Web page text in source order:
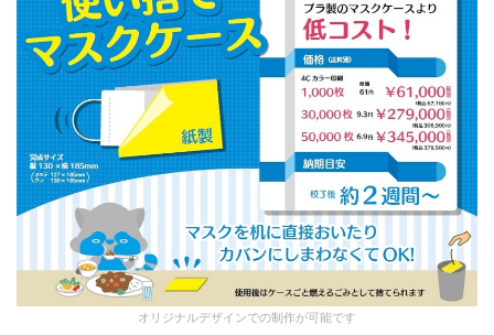
オリジナルデザインでの制作が可能です